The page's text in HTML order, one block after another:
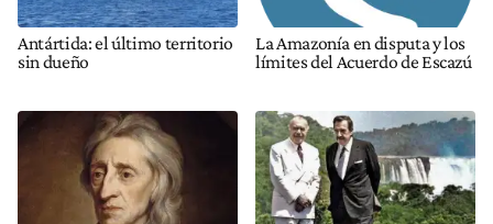
Antártida: el último territorio
sin dueño
La Amazonía en disputa y los
límites del Acuerdo de Escazú